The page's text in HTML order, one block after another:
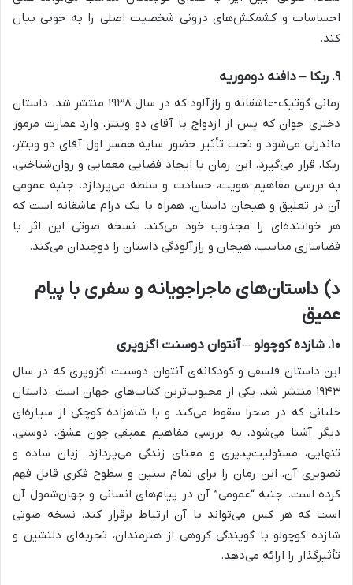
احساسات و کشمکش‌های درونی شخصیت اصلی را به خوبی بیان
کند.
۹. ربکا – دافنه دوموریه
رمانی گوتیک-عاشقانه و رازآلود که در سال ۱۹۳۸ منتشر شد. داستان
دختری جوان که پس از ازدواج با آقای دو وینتر، وارد عمارت مرموز
ماندرلی می‌شود و تحت تأثیر حضور سایه همسر اول آقای دو وینتر،
ربکا، قرار می‌گیرد. این رمان با ایجاد فضایی معمایی و روان‌شناختی،
به بررسی مفاهیم هویت، حسادت و سلطه می‌پردازد. جنبه عمومی
آن در تعلیق و هیجان داستان، همراه با یک درام عاشقانه است که
هر خواننده‌ای را مجذوب خود می‌کند. نسخه صوتی این اثر با
فضاسازی مناسب، هیجان و رازآلودگی داستان را دوچندان می‌کند.
د) داستان‌های ماجراجویانه و سفری با پیام
عمیق
۱۰. شازده کوچولو – آنتوان دوسنت اگزوپری
این داستان فلسفی و کودکانه‌ی آنتوان دوسنت اگزوپری که در سال
۱۹۴۳ منتشر شد، یکی از محبوب‌ترین کتاب‌های جهان است. داستان
خلبانی که در صحرا سقوط می‌کند و با شاهزاده کوچکی از سیاره‌ای
دیگر آشنا می‌شود، به بررسی مفاهیم عمیقی چون عشق، دوستی،
تنهایی، مسئولیت‌پذیری و معنای زندگی می‌پردازد. زبان ساده و
تصویری آن، این رمان را برای تمام سنین و سطوح فکری قابل فهم
کرده است. جنبه “عمومی” آن در پیام‌های انسانی و جهان‌شمول آن
است که هر کس می‌تواند با آن ارتباط برقرار کند. نسخه صوتی
شازده کوچولو با گویندگی گروهی از هنرمندان، تجربه‌ای دلنشین و
تأثیرگذار را ارائه می‌دهد.